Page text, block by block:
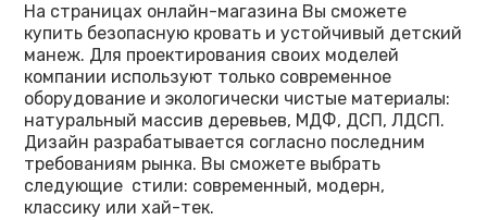
На страницах онлайн-магазина Вы сможете
купить безопасную кровать и устойчивый детский
манеж. Для проектирования своих моделей
компании используют только современное
оборудование и экологически чистые материалы:
натуральный массив деревьев, МДФ, ДСП, ЛДСП.
Дизайн разрабатывается согласно последним
требованиям рынка. Вы сможете выбрать
следующие стили: современный, модерн,
классику или хай-тек.